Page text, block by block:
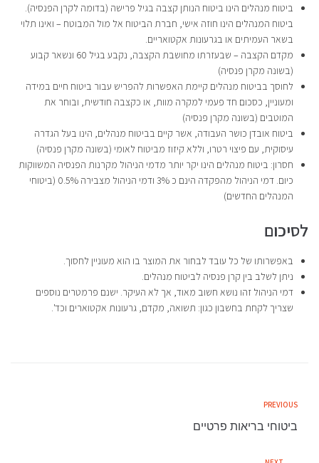
ביטוח מנהלים הינו ביטוח הנותן קצבה בגיל פרישה (בדומה לקרן הפנסיה).
ביטוח המנהלים הינו חוזה אישי, חברת הביטוח אל מול המבוטח – ואינו תלוי
בשאר העמיתים או בגרעונות אקטואריים.
מקדם הקצבה – שבעזרתו מחושבת הקצבה, נקבע בגיל 60 ונשאר קבוע
(בשונה מקרן פנסיה)
לחוסך בביטוח מנהלים קיימת האפשרות להפריש עבור ביטוח חיים במידה
ומעוניין, כסכום חד פעמי למקרה מוות, או כקצבה חודשית, ובוחר את
המוטבים (בשונה מקרן פנסיה)
ביטוח אובדן כושר העבודה, אשר קיים בביטוח מנהלים, הינו בעל הגדרה
עיסוקית, עם פיצוי רטרו, וללא קיזוז מביטוח לאומי (בשונה מקרן פנסיה)
חסרון: ביטוח מנהלים הינו יקר יותר מדמי הניהול מקרנות הפנסיה המשווקות
כיום. דמי הניהול מהפקדה הינם כ 3% ודמי הניהול מצבירה 0.5% (ביטוחי
המנהלים החדשים)
לסיכום
באפשרותו של כל עובד לבחור את המוצר בו הוא מעוניין לחסוך.
ניתן לשלב בין קרן פנסיה לביטוח מנהלים.
דמי הניהול זהו נושא חשוב מאוד, אך לא העיקר. ישנם פרמטרים נוספים
שצריך לקחת בחשבון כגון: תשואה, מקדם, גרעונות אקטוארים וכד'.
ניווט
Previous
PREVIOUS
ביטוחי בריאות פרטיים